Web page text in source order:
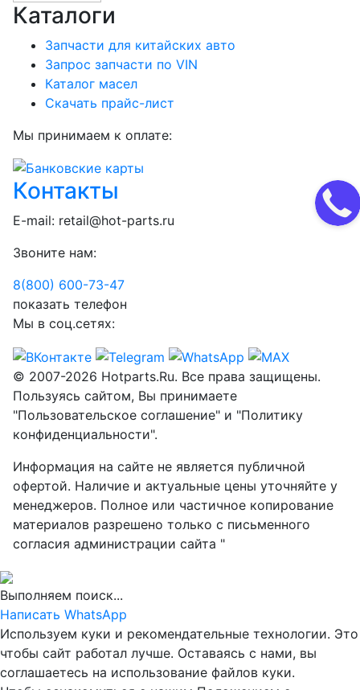
Каталоги
Запчасти для китайских авто
Запрос запчасти по VIN
Каталог масел
Скачать прайс-лист
Мы принимаем к оплате:
Контакты
E-mail: retail@hot-parts.ru
Звоните нам:
8(800) 600-73-47
показать телефон
Мы в соц.сетях:
© 2007-2026 Hotparts.Ru. Все права защищены.
Пользуясь сайтом, Вы принимаете
"Пользовательское соглашение" и "Политику
конфиденциальности".
Информация на сайте не является публичной
офертой. Наличие и актуальные цены уточняйте у
менеджеров. Полное или частичное копирование
материалов разрешено только с письменного
согласия администрации сайта "
Выполняем поиск...
Написать WhatsApp
Используем куки и рекомендательные технологии. Это
чтобы сайт работал лучше. Оставаясь с нами, вы
соглашаетесь на использование файлов куки.